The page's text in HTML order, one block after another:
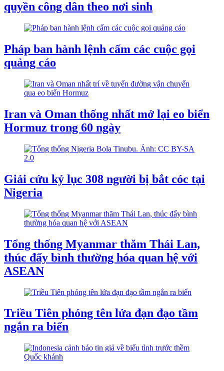
quyền công dân theo nơi sinh
Pháp ban hành lệnh cấm các cuộc gọi
quảng cáo
Iran và Oman thống nhất mở lại eo biển
Hormuz trong 60 ngày
Giải cứu kỷ lục 308 người bị bắt cóc tại
Nigeria
Tổng thống Myanmar thăm Thái Lan,
thúc đẩy bình thường hóa quan hệ với
ASEAN
Triều Tiên phóng tên lửa đạn đạo tầm
ngắn ra biển